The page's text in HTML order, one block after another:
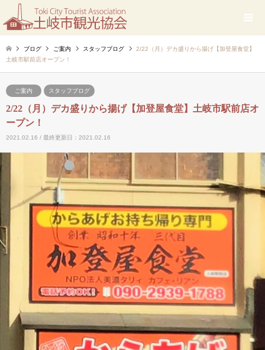
ブログ ご案内 スタッフブログ
2/22（月）デカ盛りから揚げ【加登屋食堂】
土岐市駅前店オープン！
ご案内 スタッフブログ
2/22（月）デカ盛りから揚げ【加登屋食堂】土岐市駅前店オ
ープン！
2021.02.16 / 最終更新日：2021.02.16